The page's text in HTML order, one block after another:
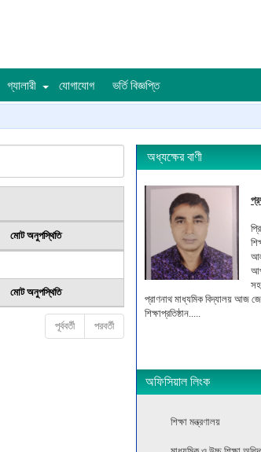
গ্যালারী যোগাযোগ ভর্তি বিজ্ঞপ্তি
মোট অনুপস্থিতি
মোট অনুপস্থিতি
পূর্ববর্তী পরবর্তী
অধ্যক্ষের বাণী
প্রাণনাথ মাধ্যমিক বিদ্যালয় আজ
শিক্ষাপ্রতিষ্ঠান.....
অফিসিয়াল লিংক
শিক্ষা মন্ত্রণালয়